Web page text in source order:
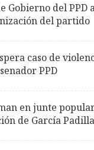
Gobierno del PPD
del partido
caso de
PPD
en junte
de García Padilla